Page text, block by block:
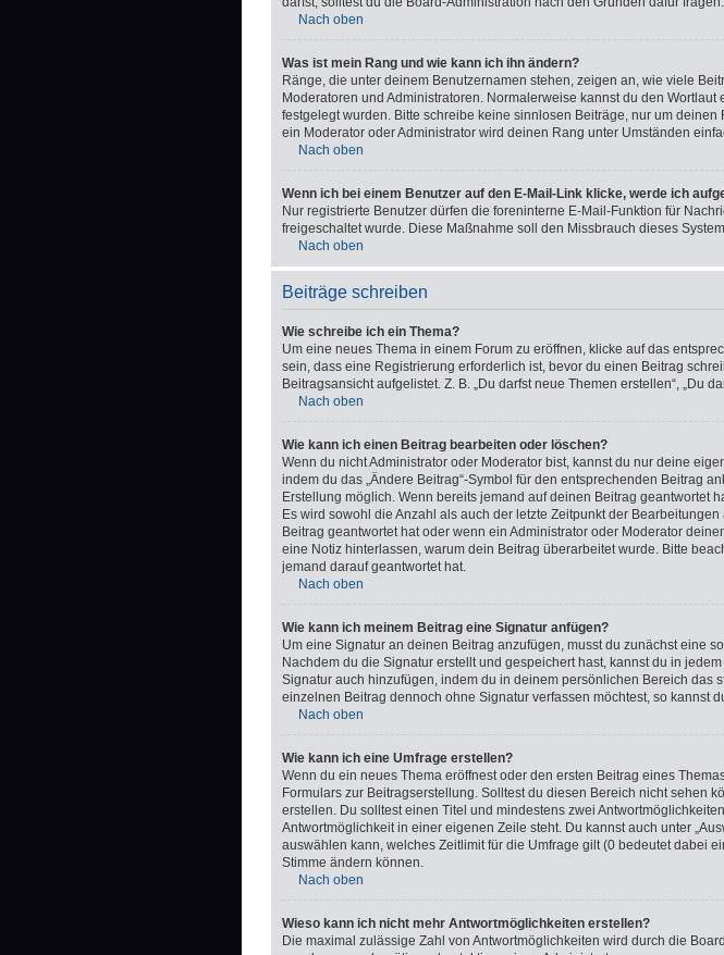
Nach oben
Was ist mein Rang und wie kann ich ihn ändern?
Ränge, die unter deinem Benutzernamen stehen, zeigen an, wie viele
Moderatoren und Administratoren. Normalerweise kannst du den
festgelegt wurden. Bitte schreibe keine sinnlosen Beiträge, nur um
ein Moderator oder Administrator wird deinen Rang unter Umständen
Nach oben
Wenn ich bei einem Benutzer auf den E-Mail-Link klicke, werde ich
Nur registrierte Benutzer dürfen die foreninterne E-Mail-Funktion für
freigeschaltet wurde. Diese Maßnahme soll den Missbrauch dieses
Nach oben
Beiträge schreiben
Wie schreibe ich ein Thema?
Um eine neues Thema in einem Forum zu eröffnen, klicke auf das
sein, dass eine Registrierung erforderlich ist, bevor du einen Beitrag
Beitragsansicht aufgelistet. Z. B. „Du darfst neue Themen erstellen“, „Du
Nach oben
Wie kann ich einen Beitrag bearbeiten oder löschen?
Wenn du nicht Administrator oder Moderator bist, kannst du nur deine
indem du das „Ändere Beitrag“-Symbol für den entsprechenden Beitrag
Erstellung möglich. Wenn bereits jemand auf deinen Beitrag geantwortet
Es wird sowohl die Anzahl als auch der letzte Zeitpunkt der
Beitrag geantwortet hat oder wenn ein Administrator oder Moderator
eine Notiz hinterlassen, warum dein Beitrag überarbeitet wurde. Bitte
jemand darauf geantwortet hat.
Nach oben
Wie kann ich meinem Beitrag eine Signatur anfügen?
Um eine Signatur an deinen Beitrag anzufügen, musst du zunächst eine
Nachdem du die Signatur erstellt und gespeichert hast, kannst du in
Signatur auch hinzufügen, indem du in deinem persönlichen Bereich das
einzelnen Beitrag dennoch ohne Signatur verfassen möchtest, so kannst
Nach oben
Wie kann ich eine Umfrage erstellen?
Wenn du ein neues Thema eröffnest oder den ersten Beitrag eines
Formulars zur Beitragserstellung. Solltest du diesen Bereich nicht sehen
erstellen. Du solltest einen Titel und mindestens zwei
Antwortmöglichkeit in einer eigenen Zeile steht. Du kannst auch unter
auswählen kann, welches Zeitlimit für die Umfrage gilt (0 bedeutet dabei
Stimme ändern können.
Nach oben
Wieso kann ich nicht mehr Antwortmöglichkeiten erstellen?
Die maximal zulässige Zahl von Antwortmöglichkeiten wird durch die